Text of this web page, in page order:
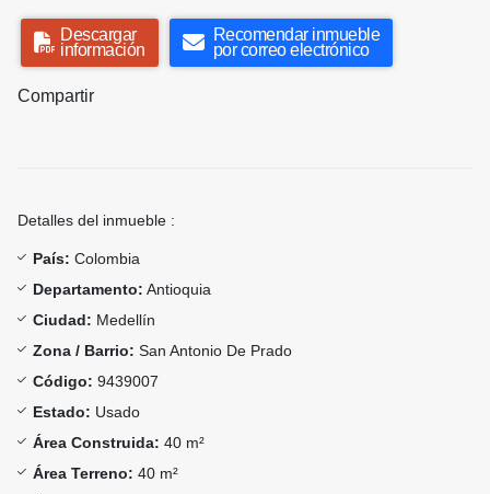
Descargar
información
Recomendar inmueble
por correo electrónico
Compartir
Detalles del inmueble :
País: Colombia
Departamento: Antioquia
Ciudad: Medellín
Zona / Barrio: San Antonio De Prado
Código: 9439007
Estado: Usado
Área Construida: 40 m²
Área Terreno: 40 m²